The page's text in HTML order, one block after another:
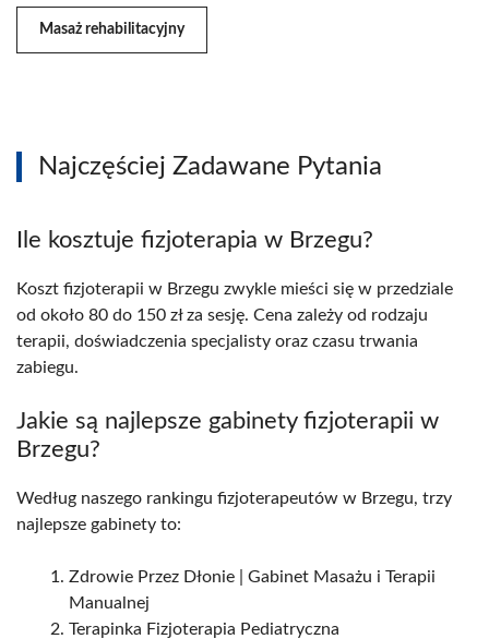
Masaż rehabilitacyjny
Najczęściej Zadawane Pytania
Ile kosztuje fizjoterapia w Brzegu?
Koszt fizjoterapii w Brzegu zwykle mieści się w przedziale
od około 80 do 150 zł za sesję. Cena zależy od rodzaju
terapii, doświadczenia specjalisty oraz czasu trwania
zabiegu.
Jakie są najlepsze gabinety fizjoterapii w
Brzegu?
Według naszego rankingu fizjoterapeutów w Brzegu, trzy
najlepsze gabinety to:
Zdrowie Przez Dłonie | Gabinet Masażu i Terapii
Manualnej
Terapinka Fizjoterapia Pediatryczna